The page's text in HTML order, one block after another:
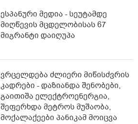
ესპანური მედია - სეუტამდე
მიღწევის მცდელობისას 67
მიგრანტი დაიღუპა
ვრცელდება ძლიერი მიწისძვრის
კადრები - დაზიანდა შენობები,
გაითიშა ელექტროენერგია,
შეფერხდა მეტროს მუშაობა,
მოქალაქეები პანიკამ მოიცვა